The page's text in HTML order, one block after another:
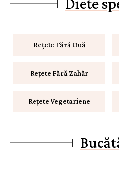
Rețete Fără Ouă
Rețete Fără Zahăr
Rețete Vegetariene